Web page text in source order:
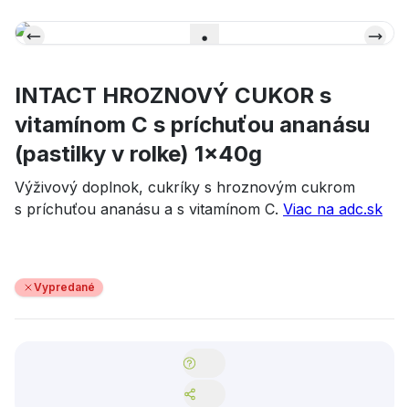
INTACT HROZNOVÝ CUKOR s
vitamínom C s príchuťou ananásu
(pastilky v rolke) 1x40g
Výživový doplnok, cukríky s hroznovým cukrom
s príchuťou ananásu a s vitamínom C. Viac na adc.sk
Vypredané